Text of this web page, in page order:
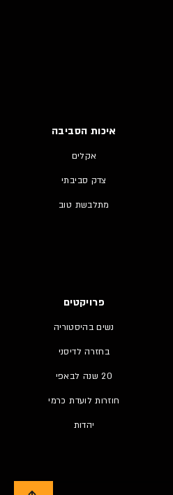
איכות הסביבה
אקלים
צדק סביבתי
מתלבשת טוב
פרויקטים
נשים בהיסטוריה
בחזרה לדיסני
20 שנה לבאפי
חוזרות לועדת כרמי
יהדות